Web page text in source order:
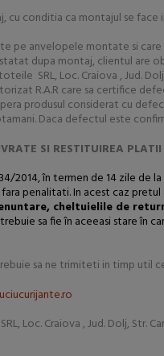
conditia ca montajul se face
pe anvelopele montate si
dupa montaj, clientul are
SRL, Loc. Craiova , Jud.
R.A.R care sa certifice
produsul considerat cu
Daca defectul este
SI RESTITUIREA PLATII
2014, în termen de 14 zile de
penalitati. In acest caz
cheltuielile de
sa fie în aceeasi stare în
sa ne trimiteti in timp util
Craiova , Jud. Dolj, Str.